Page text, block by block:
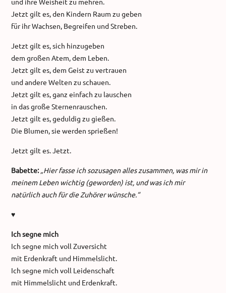
Jetzt gilt es, den Kindern Raum zu geben
für ihr Wachsen, Begreifen und Streben.
Jetzt gilt es, sich hinzugeben
dem großen Atem, dem Leben.
Jetzt gilt es, dem Geist zu vertrauen
und andere Welten zu schauen.
Jetzt gilt es, ganz einfach zu lauschen
in das große Sternenrauschen.
Jetzt gilt es, geduldig zu gießen.
Die Blumen, sie werden sprießen!
Jetzt gilt es. Jetzt.
Babette:„Hier fasse ich sozusagen alles zusammen, was mir in
meinem Leben wichtig (geworden) ist, und was ich mir
natürlich auch für die Zuhörer wünsche.“
♥
Ich segne mich
Ich segne mich voll Zuversicht
mit Erdenkraft und Himmelslicht.
Ich segne mich voll Leidenschaft
mit Himmelslicht und Erdenkraft.